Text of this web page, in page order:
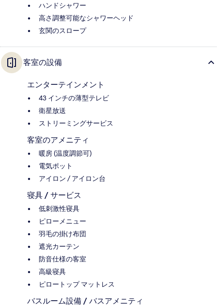
ハンドシャワー
高さ調整可能なシャワーヘッド
玄関のスロープ
客室の設備
エンターテインメント
43 インチの薄型テレビ
衛星放送
ストリーミングサービス
客室のアメニティ
暖房 (温度調節可)
電気ポット
アイロン / アイロン台
寝具 / サービス
低刺激性寝具
ピローメニュー
羽毛の掛け布団
遮光カーテン
防音仕様の客室
高級寝具
ピロートップ マットレス
バスルーム設備 / バスアメニティ